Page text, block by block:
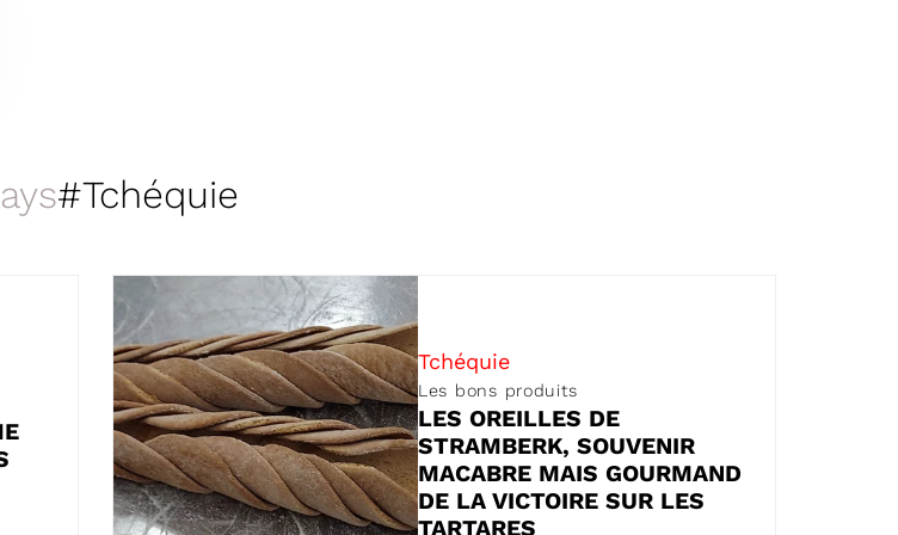
Tchéquie
Tchéquie
Les bons produits
LES OREILLES DE
STRAMBERK, SOUVENIR
MACABRE MAIS GOURMAND
DE LA VICTOIRE SUR LES
TARTARES